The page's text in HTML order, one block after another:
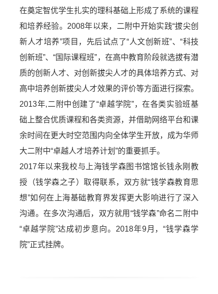
在奠定智优学生扎实的理科基础上形成了系统的课程
和培养经验。2008年以来，二附中开始实践“拔尖创
新人才培养”项目，先后试点了“人文创新班”、“科技
创新班”、“国际课程班”，在高中教育阶段就选拔有潜
质的创新人才、对创新拔尖人才的具体培养方式、对
高中培养创新拔尖人才效果的评价等方面进行探索。
2013年,二附中创建了“卓越学院”，在各类实验班基
础上整合优质课程和各类资源，并借助网络平台和课
余时间在更大时空范围内向全体学生开放，成为华师
大二附中“卓越人才培养计划”的重要抓手。
2017年以来我校与上海钱学森图书馆馆长钱永刚教
授（钱学森之子）取得联系，双方就“钱学森教育思
想”如何在上海基础教育界发挥更大影响进行了深入
沟通。在多次沟通后，双方就用“钱学森”命名二附中
“卓越学院”达成初步意向。2018年9月，“钱学森学
院”正式挂牌。